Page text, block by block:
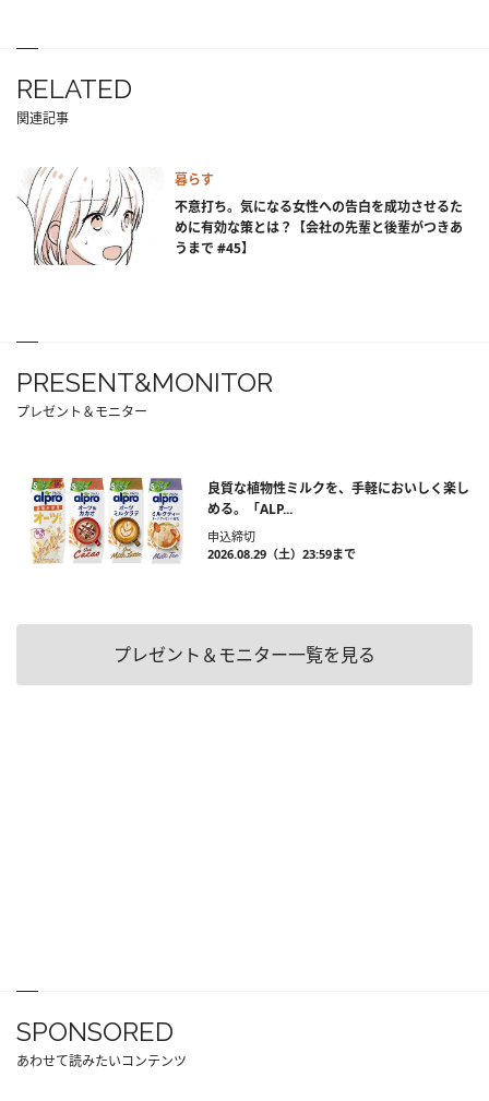
RELATED
関連記事
暮らす
不意打ち。気になる女性への告白を成功させるた
めに有効な策とは？【会社の先輩と後輩がつきあ
うまで #45】
PRESENT&MONITOR
プレゼント＆モニター
良質な植物性ミルクを、手軽においしく楽し
める。「ALP...
申込締切
2026.08.29（土）23:59まで
プレゼント＆モニター一覧を見る
SPONSORED
あわせて読みたいコンテンツ